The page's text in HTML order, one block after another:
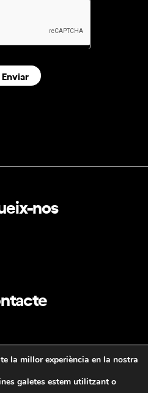
Enviar
nos
ENG
la millor experiència en la nostra
galetes estem utilitzant o